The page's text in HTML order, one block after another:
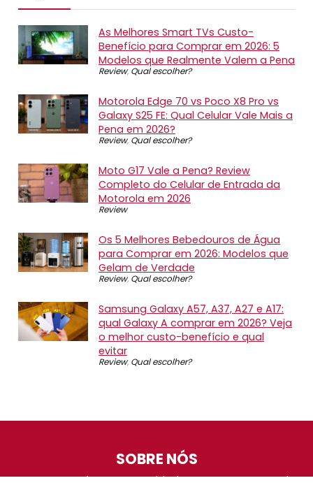
As Melhores Smart TVs Custo-
Benefício para Comprar em 2026: 5
Modelos que Realmente Valem a Pena
Review, Qual escolher?
Motorola Edge 70 vs Poco X8 Pro vs
Galaxy S25 FE: Qual Celular Vale Mais a
Pena em 2026?
Review, Qual escolher?
Moto G17 Vale a Pena? Review
Completo do Celular de Entrada da
Motorola em 2026
Review
Os 5 Melhores Bebedouros de Água
para Comprar em 2026: Modelos que
Gelam de Verdade
Review, Qual escolher?
Samsung Galaxy A57, A37, A27 e A17:
qual Galaxy A comprar em 2026? Veja
o melhor custo-benefício e qual
evitar
Review, Qual escolher?
SOBRE NÓS
O Promotop é uma comunidade para quem gosta de